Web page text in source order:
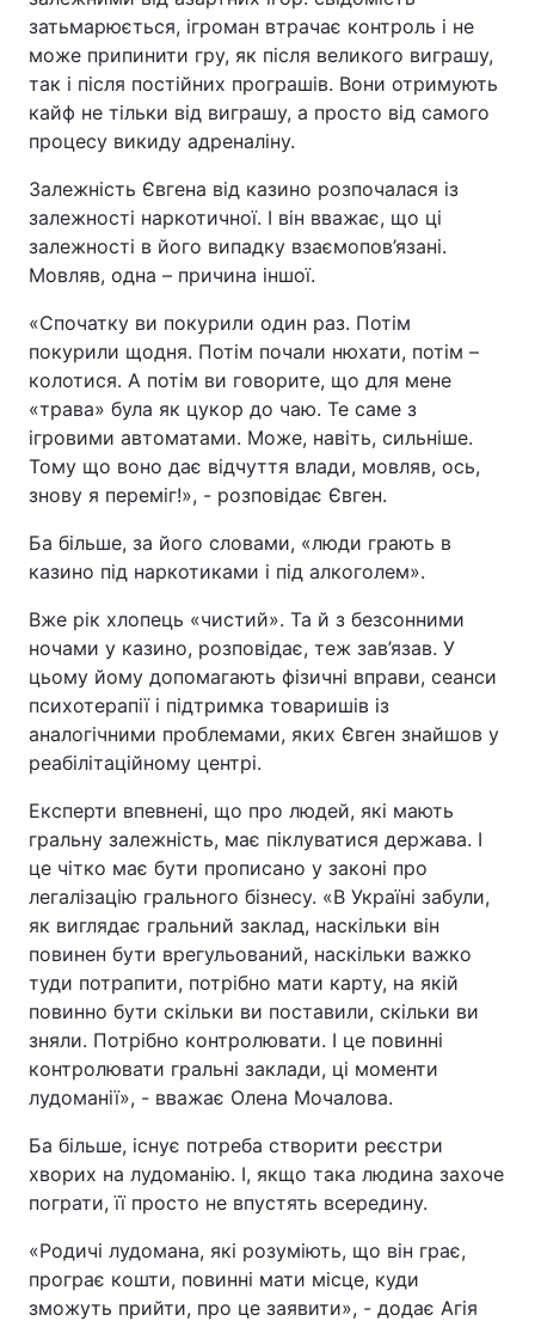
затьмарюється, ігроман втрачає контроль і не
може припинити гру, як після великого виграшу,
так і після постійних програшів. Вони отримують
кайф не тільки від виграшу, а просто від самого
процесу викиду адреналіну.
Залежність Євгена від казино розпочалася із
залежності наркотичної. І він вважає, що ці
залежності в його випадку взаємопов’язані.
Мовляв, одна – причина іншої.
«Спочатку ви покурили один раз. Потім
покурили щодня. Потім почали нюхати, потім –
колотися. А потім ви говорите, що для мене
«трава» була як цукор до чаю. Те саме з
ігровими автоматами. Може, навіть, сильніше.
Тому що воно дає відчуття влади, мовляв, ось,
знову я переміг!», - розповідає Євген.
Ба більше, за його словами, «люди грають в
казино під наркотиками і під алкоголем».
Вже рік хлопець «чистий». Та й з безсонними
ночами у казино, розповідає, теж зав’язав. У
цьому йому допомагають фізичні вправи, сеанси
психотерапії і підтримка товаришів із
аналогічними проблемами, яких Євген знайшов у
реабілітаційному центрі.
Експерти впевнені, що про людей, які мають
гральну залежність, має піклуватися держава. І
це чітко має бути прописано у законі про
легалізацію грального бізнесу. «В Україні забули,
як виглядає гральний заклад, наскільки він
повинен бути врегульований, наскільки важко
туди потрапити, потрібно мати карту, на якій
повинно бути скільки ви поставили, скільки ви
зняли. Потрібно контролювати. І це повинні
контролювати гральні заклади, ці моменти
лудоманії», - вважає Олена Мочалова.
Ба більше, існує потреба створити реєстри
хворих на лудоманію. І, якщо така людина захоче
пограти, її просто не впустять всередину.
«Родичі лудомана, які розуміють, що він грає,
програє кошти, повинні мати місце, куди
зможуть прийти, про це заявити», - додає Агія